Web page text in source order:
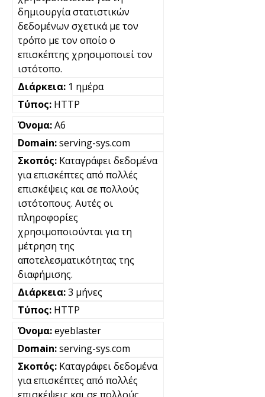
δημιουργία στατιστικών
δεδομένων σχετικά με τον
τρόπο με τον οποίο ο
επισκέπτης χρησιμοποιεί τον
ιστότοπο.
1 ημέρα
HTTP
A6
serving-sys.com
Καταγράφει δεδομένα
για επισκέπτες από πολλές
επισκέψεις και σε πολλούς
ιστότοπους. Αυτές οι
πληροφορίες
χρησιμοποιούνται για τη
μέτρηση της
αποτελεσματικότητας της
διαφήμισης.
3 μήνες
HTTP
eyeblaster
serving-sys.com
Καταγράφει δεδομένα
για επισκέπτες από πολλές